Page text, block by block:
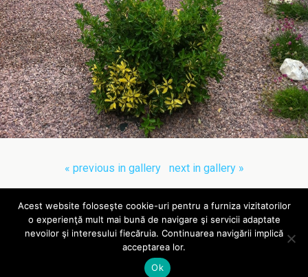
« previous in gallery next in gallery »
Back to top
Site-ul mareaneagra.com.ro folosește cookie-uri, pentru a
garanta o navigare simplă și potrivită cu interesele utilizatorilor.
Afla mai multe
Acest website foloseşte cookie-uri pentru a furniza vizitatorilor
o experienţă mult mai bună de navigare şi servicii adaptate
nevoilor şi interesului fiecăruia. Continuarea navigării implică
acceptarea lor.
Ok